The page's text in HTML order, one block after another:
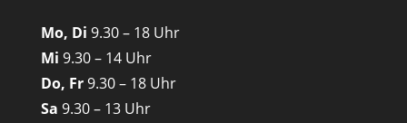
Mo, Di 9.30 – 18 Uhr
Mi 9.30 – 14 Uhr
Do, Fr9.30 – 18 Uhr
Sa 9.30 – 13 Uhr